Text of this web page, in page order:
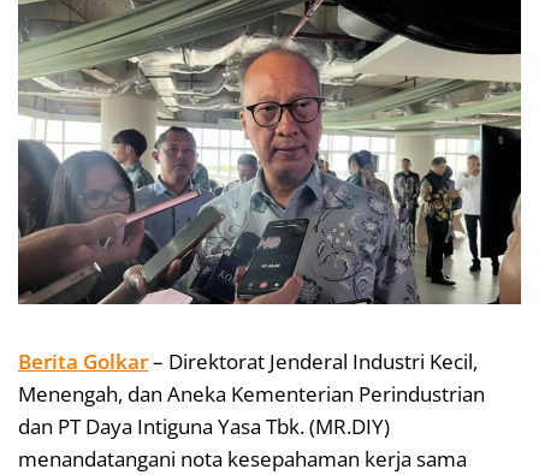
Berita Golkar– Direktorat Jenderal Industri Kecil,
Menengah, dan Aneka Kementerian Perindustrian
dan PT Daya Intiguna Yasa Tbk. (MR.DIY)
menandatangani nota kesepahaman kerja sama